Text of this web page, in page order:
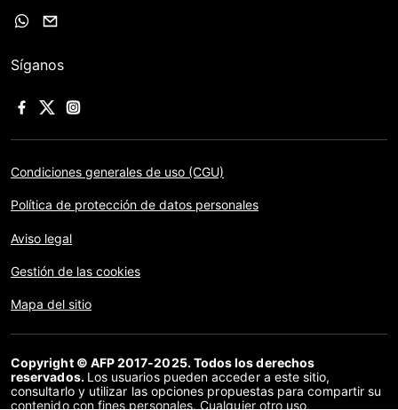
Síganos
Condiciones generales de uso (CGU)
Política de protección de datos personales
Aviso legal
Gestión de las cookies
Mapa del sitio
Copyright © AFP 2017-2025. Todos los derechos
reservados. Los usuarios pueden acceder a este sitio,
consultarlo y utilizar las opciones propuestas para compartir su
contenido con fines personales. Cualquier otro uso,